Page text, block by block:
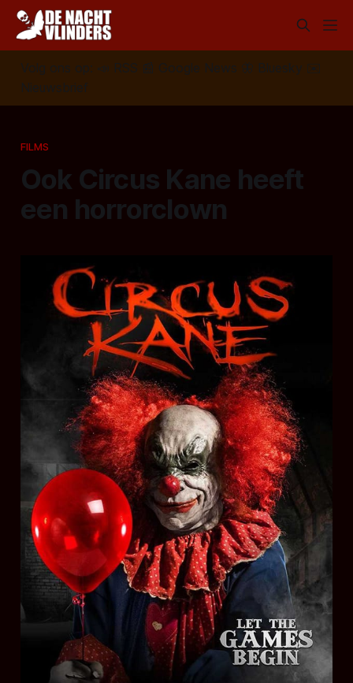
Volg ons op: 📣 RSS 📰 Google News 🦋 Bluesky
✉️
Nieuwsbrief
FILMS
Ook Circus Kane heeft
een horrorclown